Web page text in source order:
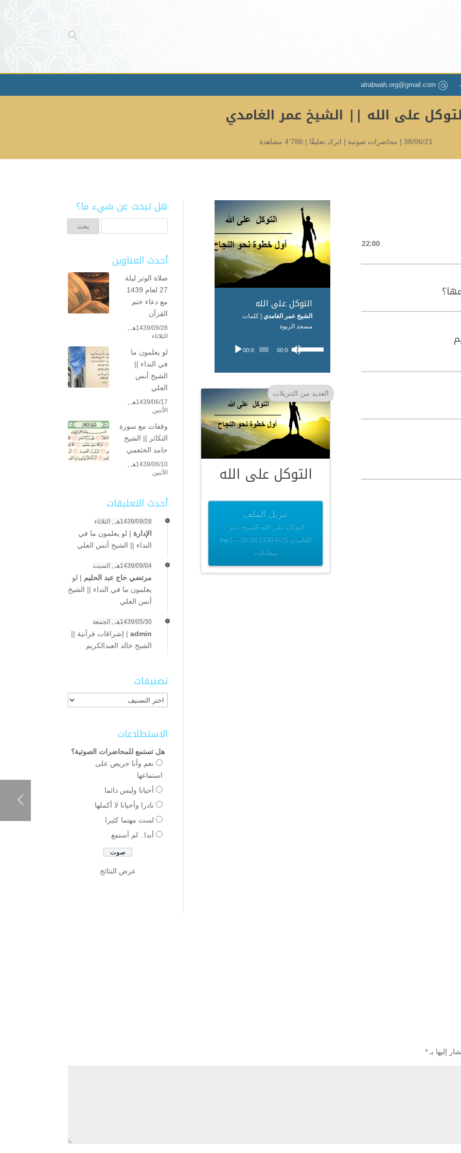
alrabwah.org@gmail.com
على الله || الشيخ عمر الغامدي
38/06/21 | محاضرات صوتية | اترك تعليقًا | 4٬786 مشاهدة
22:00
التوكل على الله
الشيخ عمر الغامدي | كلمات
مسجد الربوة
00:00 00:00
استخدم
مفاتيح
أسفل
لزيادة
أو
خفض
مستوى
العديد من التنزيلات
التوكل على الله
تنزيل الملف
التوكل-على-الله-الشيخ-عمر-
الغامدي-21-6-1438.mp3 – 10.08
ميغابايت
هل تبحث عن شيء ما؟
أحدث العناوين
صلاة الوتر ليلة
27 لعام 1439
مع دعاء ختم
القرآن
1439/09/28هـ ,
الثلاثاء
لو يعلمون ما
في النداء ||
الشيخ أنس
العلي
1439/06/17هـ ,
الأثنين
وقفات مع سورة
التكاثر || الشيخ
حامد الخثعمي
1439/06/10هـ ,
الأثنين
أحدث التعليقات
1439/09/28هـ , الثلاثاء
الإدارة | لو يعلمون ما في
النداء || الشيخ أنس العلي
1439/09/04هـ , السبت
مرتضي حاج عبد الحليم | لو
يعلمون ما في النداء || الشيخ
أنس العلي
1439/05/30هـ , الجمعة
admin
| إشراقات قرآنية ||
الشيخ خالد العبدالكريم
تصنيفات
الاستطلاعات
هل تستمع للمحاضرات الصوتية؟
نعم وأنا حريص على
استماعها
أحيانا وليس دائما
نادرا وأحيانا لا أكملها
لست مهتما كثيرا
أبدا.. لم أستمع
عرض النتائج
إليها بـ *